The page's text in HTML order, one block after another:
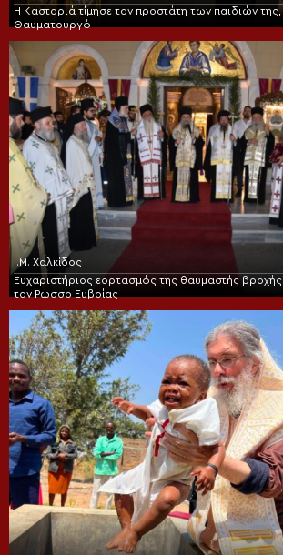
Η Καστοριά τίμησε τον προστάτη των παιδιών
Θαυματουργό
Ι.Μ. Χαλκίδος
Ευχαριστήριος εορτασμός της θαυμαστής βροχής
τον Ρώσσο Ευβοίας